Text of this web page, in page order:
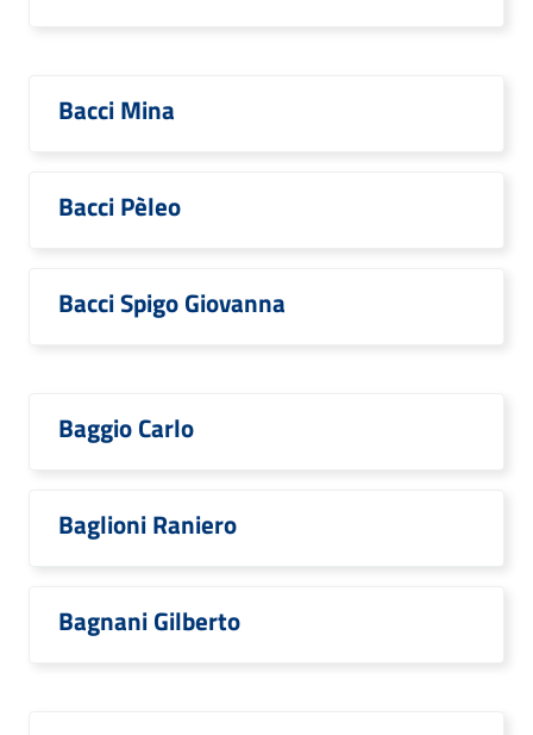
Bacci Mina
Bacci Pèleo
Bacci Spigo Giovanna
Baggio Carlo
Baglioni Raniero
Bagnani Gilberto